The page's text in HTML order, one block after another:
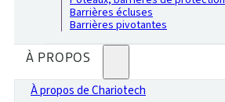
Barrières écluses
Barrières pivotantes
À PROPOS
À propos de Chariotech